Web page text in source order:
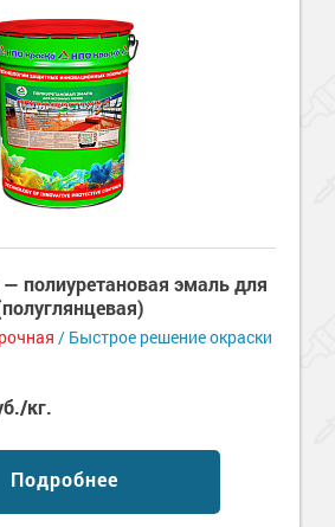
полиуретановая эмаль для
/ Быстрое решение окраски
кг.
Подробнее